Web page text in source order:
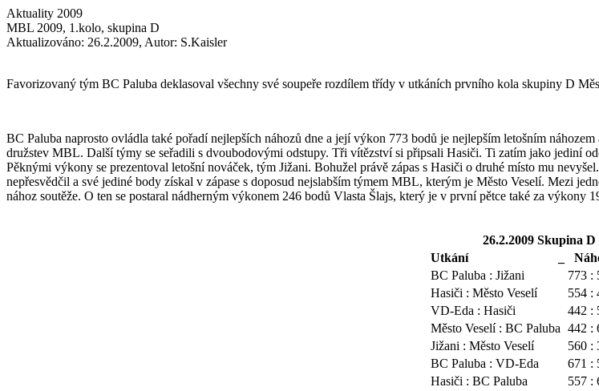
Aktuality 2009
MBL 2009, 1.kolo, skupina D
Aktualizováno: 26.2.2009, Autor: S.Kaisler
Favorizovaný tým BC Paluba deklasoval všechny své soupeře rozdílem třídy v utkáních prvního kola skupiny D
BC Paluba naprosto ovládla také pořadí nejlepších náhozů dne a její výkon 773 bodů je nejlepším letošním
družstev MBL. Další týmy se seřadili s dvoubodovými odstupy. Tři vítězství si připsali Hasiči. Ti zatím jako jediní
Pěknými výkony se prezentoval letošní nováček, tým Jižani. Bohužel právě zápas s Hasiči o druhé místo mu
nepřesvědčil a své jediné body získal v zápase s doposud nejslabším týmem MBL, kterým je Město Veselí. Mezi
nához soutěže. O ten se postaral nádherným výkonem 246 bodů Vlasta Šlajs, který je v první pětce také za
26.2.2009 Skupina D
Utkání _
BC Paluba : Jižani
773 :
Hasiči : Město Veselí
554 :
VD-Eda : Hasiči
442 :
Město Veselí : BC Paluba 442 :
Jižani : Město Veselí
560 :
BC Paluba : VD-Eda
671 :
Hasiči : BC Paluba
557 :